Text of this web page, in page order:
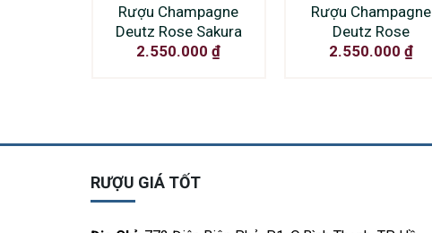
Rượu Champagne
Deutz Rose Sakura
2.550.000₫
Rượu Champagne
Deutz Rose
2.550.000₫
RƯỢU GIÁ TỐT